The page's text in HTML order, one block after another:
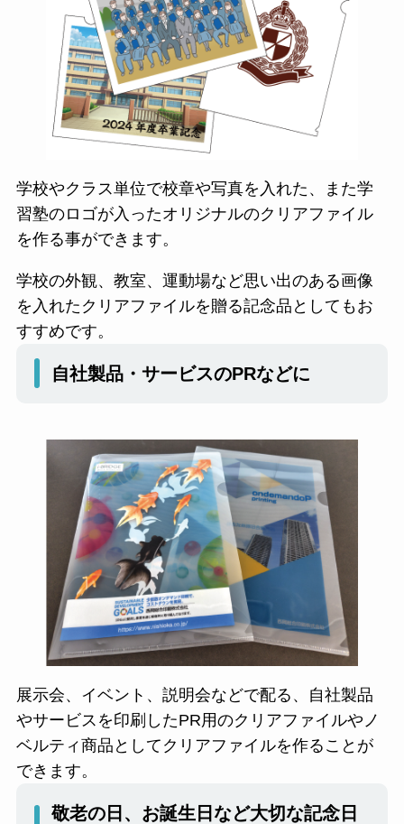
学校やクラス単位で校章や写真を入れた、また学
習塾のロゴが入ったオリジナルのクリアファイル
を作る事ができます。
学校の外観、教室、運動場など思い出のある画像
を入れたクリアファイルを贈る記念品としてもお
すすめです。
自社製品・サービスのPRなどに
展示会、イベント、説明会などで配る、自社製品
やサービスを印刷したPR用のクリアファイルやノ
ベルティ商品としてクリアファイルを作ることが
できます。
敬老の日、お誕生日など大切な記念日